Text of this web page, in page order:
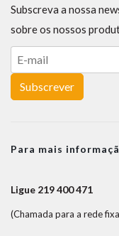
Subscreva a nossa
sobre os nossos
Subscrever
Para mais
Ligue 219 400 471
(Chamada para a rede